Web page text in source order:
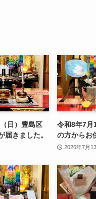
日）豊島区
届きました。
令和8年7月
の方からお
2026年7月